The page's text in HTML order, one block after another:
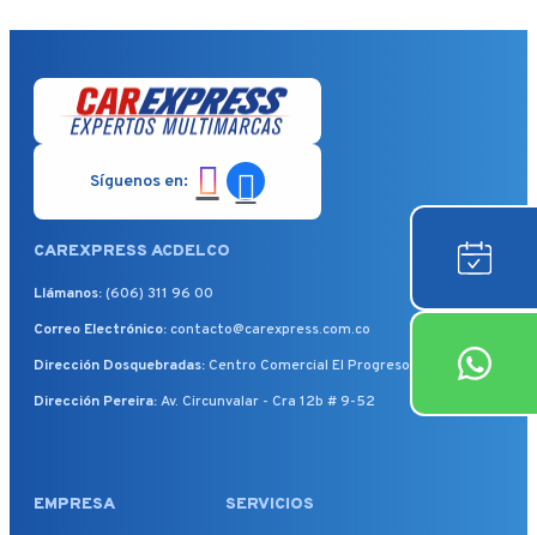
Síguenos en:
CAREXPRESS ACDELCO
Llámanos:(606) 311 96 00
Correo Electrónico:contacto@carexpress.com.co
Dirección Dosquebradas: Centro Comercial El Progreso, Local 172
Dirección Pereira:Av. Circunvalar - Cra 12b # 9-52
EMPRESA SERVICIOS